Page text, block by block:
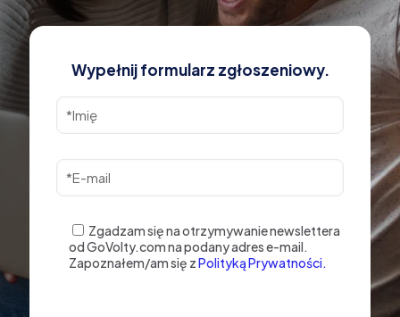
Wypełnij formularz zgłoszeniowy.
Zgadzam się na otrzymywanie newslettera
od GoVolty.com na podany adres e-mail.
Zapoznałem/am się zPolityką Prywatności.